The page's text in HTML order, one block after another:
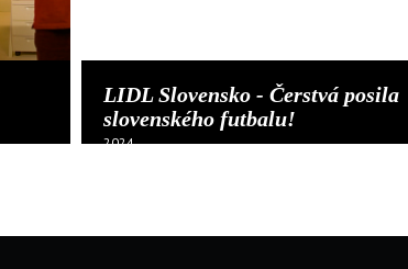
LIDL Slovensko - Čerstvá posila
slovenského futbalu!
2024